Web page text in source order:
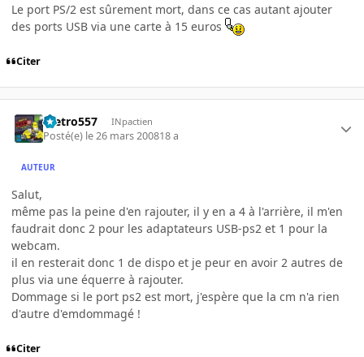
Le port PS/2 est sûrement mort, dans ce cas autant ajouter
des ports USB via une carte à 15 euros
Citer
metro557 INpactien
Posté(e) le 26 mars 200818 a
AUTEUR
Salut,
même pas la peine d'en rajouter, il y en a 4 à l'arrière, il m'en
faudrait donc 2 pour les adaptateurs USB-ps2 et 1 pour la
webcam.
il en resterait donc 1 de dispo et je peur en avoir 2 autres de
plus via une équerre à rajouter.
Dommage si le port ps2 est mort, j'espère que la cm n'a rien
d'autre d'emdommagé !
Citer